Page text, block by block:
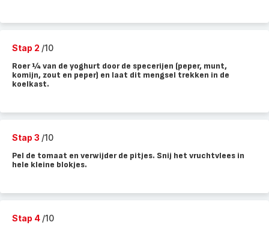
Stap 2 /10
Roer ¼ van de yoghurt door de specerijen (peper, munt,
komijn, zout en peper) en laat dit mengsel trekken in de
koelkast.
Stap 3 /10
Pel de tomaat en verwijder de pitjes. Snij het vruchtvlees in
hele kleine blokjes.
Stap 4 /10